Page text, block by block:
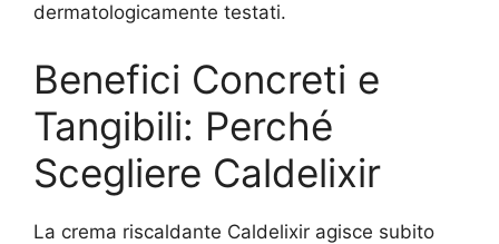
dermatologicamente testati.
Benefici Concreti e
Tangibili: Perché
Scegliere Caldelixir
La crema riscaldante Caldelixir agisce subito